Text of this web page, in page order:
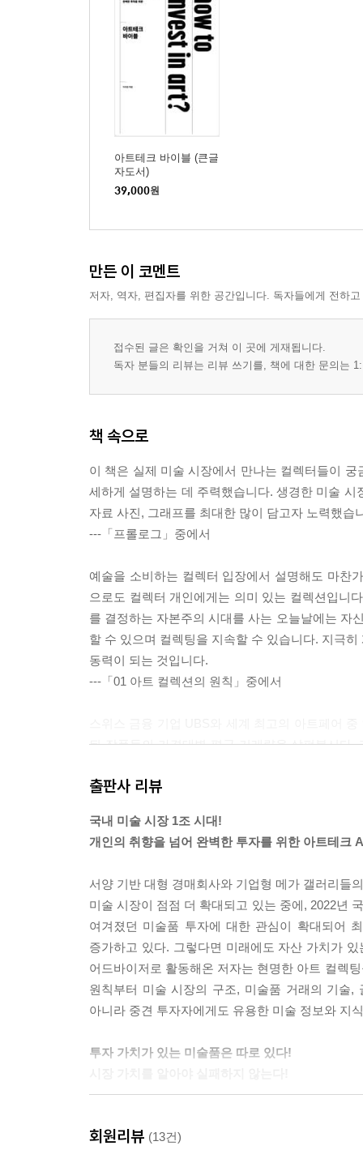
아트테크 바이블 (큰글
자도서)
39,000원
만든 이 코멘트
저자, 역자, 편집자를 위한 공간입니다. 독자들에게 전하
접수된 글은 확인을 거쳐 이 곳에 게재됩니다.
독자 분들의 리뷰는 리뷰 쓰기를, 책에 대한 문의는
책 속으로
이 책은 실제 미술 시장에서 만나는 컬렉터들이
세하게 설명하는 데 주력했습니다. 생경한 미술
자료 사진, 그래프를 최대한 많이 담고자 노력했
---「프롤로그」중에서
예술을 소비하는 컬렉터 입장에서 설명해도 마찬
으로도 컬렉터 개인에게는 의미 있는 컬렉션입니
를 결정하는 자본주의 시대를 사는 오늘날에는 자
할 수 있으며 컬렉팅을 지속할 수 있습니다. 지극
동력이 되는 것입니다.
---「01 아트 컬렉션의 원칙」중에서
된 작품들의 가격대별 평균 거래량을 살펴봅시다
거래되는 그림의 약 90%는 1억 원 미만이고, 이
---「02 얼마부터 시작할 수 있을까?」중에서
가를 결정하는 데 예술가가 개입할 수 없죠. 동일
되는 가격은 모두 다릅니다. 즉 2차 시장에서는 정
인은 무엇일까요? 작품이 갖는 개별 스토리, 희
거래 심리입니다. 2차 시장에서는 이런 요인들이
---「03 미술 시장의 구조와 미술품 가격의 결정 요
많은 컬렉터가 블루칩 작가의 작품을 소장하고
정판 작품들의 거래가 점점 더 활발해지고 있습
출판사 리뷰
국내 미술 시장 1조 시대!
개인의 취향을 넘어 완벽한 투자를 위한 아트테크
서양 기반 대형 경매회사와 기업형 메가 갤러리들
미술 시장이 점점 더 확대되고 있는 중에, 2022년
여겨졌던 미술품 투자에 대한 관심이 확대되어
증가하고 있다. 그렇다면 미래에도 자산 가치가
어드바이저로 활동해온 저자는 현명한 아트 컬렉
원칙부터 미술 시장의 구조, 미술품 거래의 기술
아니라 중견 투자자에게도 유용한 미술 정보와 지
투자 가치가 있는 미술품은 따로 있다!
얼마나 하는지, 어떤 작품을 사야 하는지, 작품의
회원리뷰 (13건)